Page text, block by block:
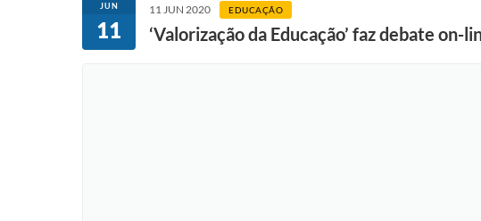
JUN
11
11 JUN 2020 EDUCAÇÃO
‘Valorização da Educação’ faz debate on-